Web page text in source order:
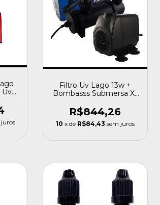
Uv
Filtro Uv Lago 13w +
Bombasss Submersa Xt
R$844,26
10 x de R$84,43 sem juros